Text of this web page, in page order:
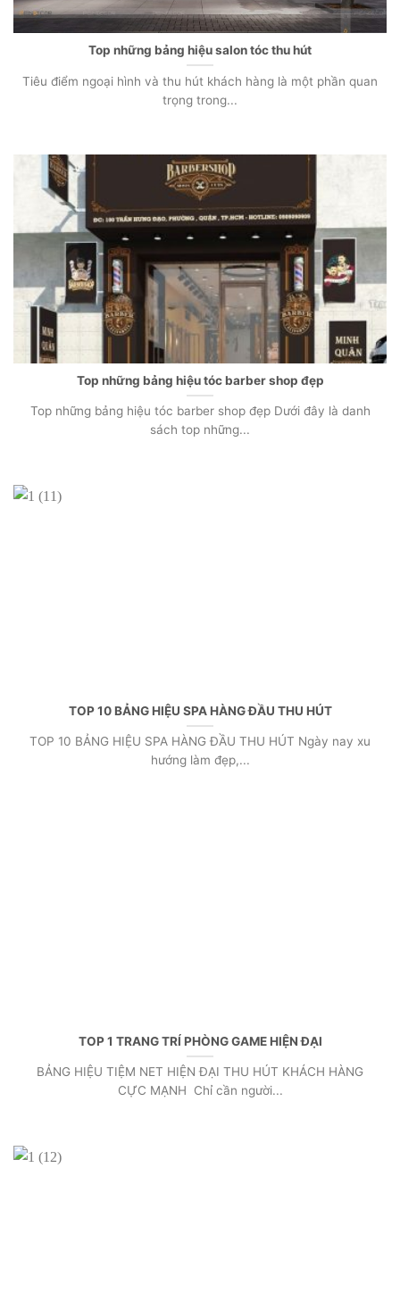
Top những bảng hiệu salon tóc thu hút
Tiêu điểm ngoại hình và thu hút khách hàng là một phần quan
trọng trong...
Top những bảng hiệu tóc barber shop đẹp
Top những bảng hiệu tóc barber shop đẹp Dưới đây là danh
sách top những...
TOP 10 BẢNG HIỆU SPA HÀNG ĐẦU THU HÚT
TOP 10 BẢNG HIỆU SPA HÀNG ĐẦU THU HÚT Ngày nay xu
hướng làm đẹp,...
TOP 1 TRANG TRÍ PHÒNG GAME HIỆN ĐẠI
BẢNG HIỆU TIỆM NET HIỆN ĐẠI THU HÚT KHÁCH HÀNG
CỰC MẠNH Chỉ cần người...